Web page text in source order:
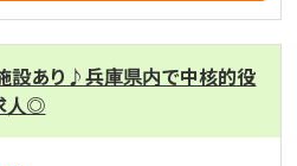
設あり♪兵庫県内で中核的役
人◎